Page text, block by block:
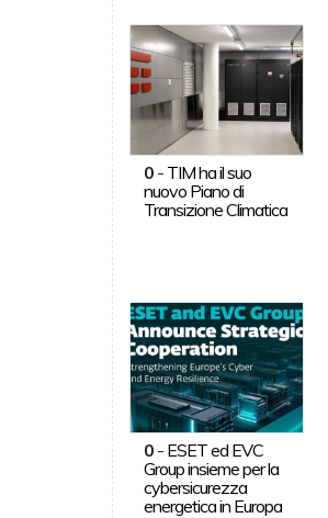
0- TIM ha il suo
nuovo Piano di
Transizione Climatica
0- ESET ed EVC
Group insieme per la
cybersicurezza
energetica in Europa